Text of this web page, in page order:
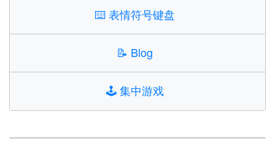
⌨️表情符号键盘
📝 Blog
🕹️集中游戏